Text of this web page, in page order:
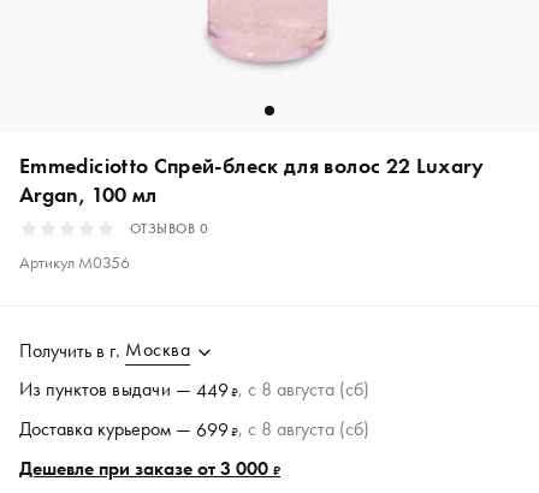
Emmediciotto Спрей-блеск для волос 22 Luxary
Argan, 100 мл
ОТЗЫВОВ 0
Артикул M0356
Получить в г. Москва
Из пунктов выдачи — 449₽, c 8 августа (сб)
Доставка курьером — 699₽, c 8 августа (сб)
Дешевле при заказе от 3 000 ₽